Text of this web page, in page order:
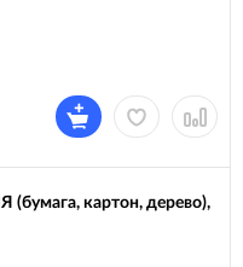
картон, дерево),